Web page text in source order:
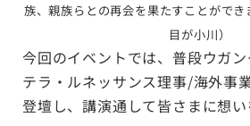
族、親族らとの再会を果たすことがで
目が小川）
今回のイベントでは、普段ウガ
テラ・ルネッサンス理事/海外事
登壇し、講演通して皆さまに想い